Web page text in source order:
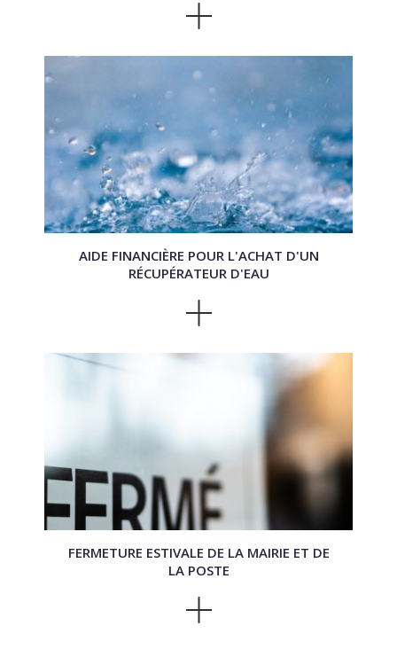
AIDE FINANCIÈRE POUR L'ACHAT D'UN
RÉCUPÉRATEUR D'EAU
FERMETURE ESTIVALE DE LA MAIRIE ET DE
LA POSTE